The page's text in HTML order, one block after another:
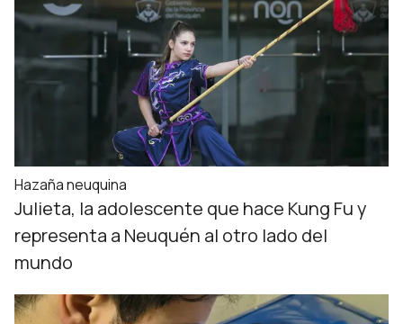
Hazaña neuquina
Julieta, la adolescente que hace Kung Fu y
representa a Neuquén al otro lado del
mundo